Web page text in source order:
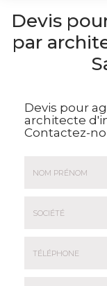
Devis
par
Devis pour
architecte
Contactez-